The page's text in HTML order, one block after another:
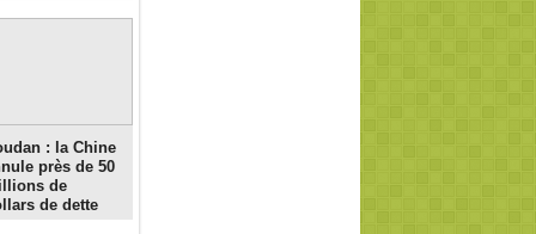
: la Chine
près de 50
de
de dette